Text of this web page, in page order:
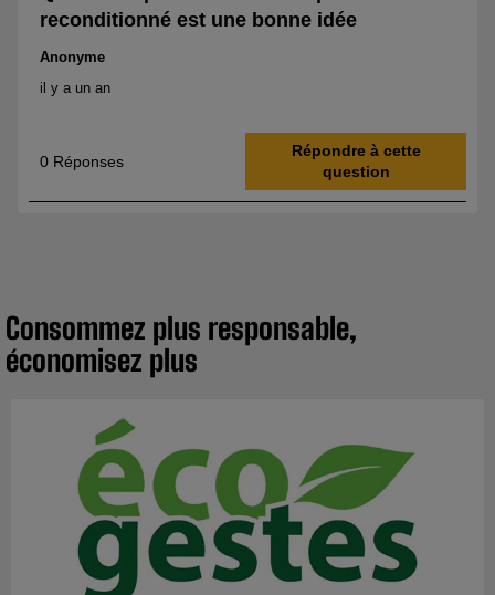
Consommez plus responsable,
économisez plus